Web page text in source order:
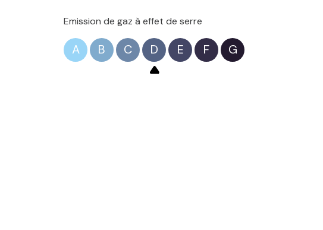
Emission de gaz à effet de serre
A B C D E F G